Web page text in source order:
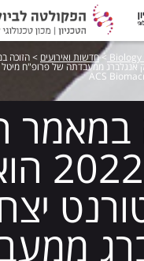
>חדשות ואירועים >הזוכה
יצחק אנגלברג ממעבדתה של פרופ"ח
במאמר
ינואר